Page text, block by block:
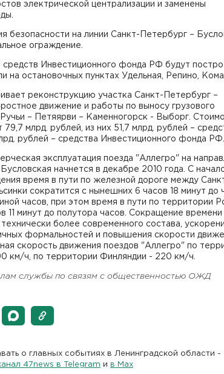
электрической централизации и заменены
безопасности на линии Санкт-Петербург –
ограждение.
средств Инвестиционного фонда РФ будут
на остановочных пунктах Удельная, Репино,
реконструкцию участка Санкт-Петербург –
движение и работы по выносу грузового
– Петяярви – Каменногорск - Выборг.
79,7 млрд. рублей, из них 51,7 млрд. рублей –
рублей – средства Инвестиционного фонда РФ.
эксплуатация поезда "Аллегро" на
начнется в декабре 2010 года. С
время в пути по железной дороге между
сократится с нынешних 6 часов 18 минут до
часов, при этом время в пути по территории
11 минут до полутора часов. Сокращение времени
более современного состава,
формальностей и повышения скорости
скорость движения поездов "Аллегро" по
км/ч, по территории Финляндии - 220 км/ч.
службы по связям с общественностью ОЖД
о главных событиях в Ленинградской области -
47news в Telegram и в Maх